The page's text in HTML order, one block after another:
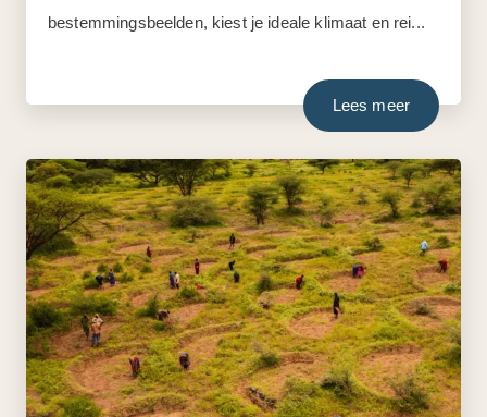
bestemmingsbeelden, kiest je ideale klimaat en rei...
Lees meer